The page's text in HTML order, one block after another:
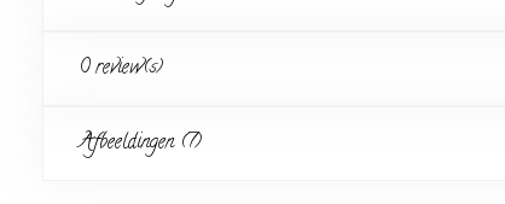
0 review(s)
Afbeeldingen (7)